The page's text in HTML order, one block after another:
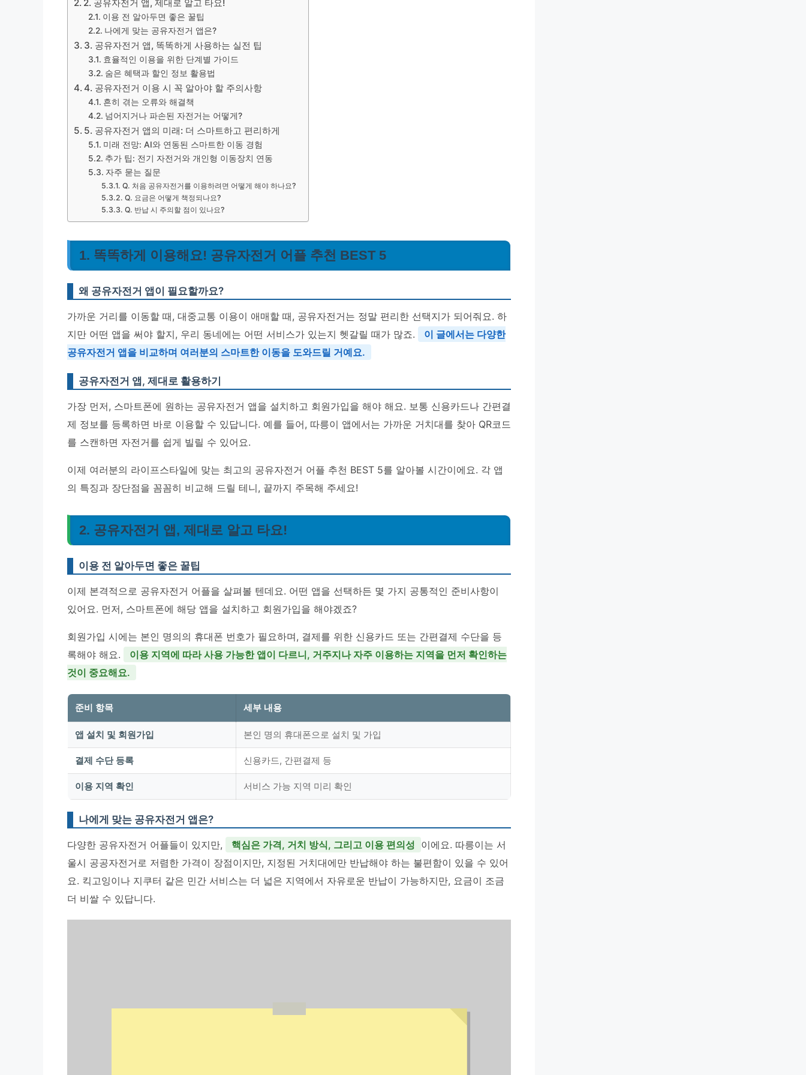
2. 공유자전거 앱, 제대로 알고 타요!
이용 전 알아두면 좋은 꿀팁
나에게 맞는 공유자전거 앱은?
3. 공유자전거 앱, 똑똑하게 사용하는 실전 팁
효율적인 이용을 위한 단계별 가이드
숨은 혜택과 할인 정보 활용법
4. 공유자전거 이용 시 꼭 알아야 할 주의사항
흔히 겪는 오류와 해결책
넘어지거나 파손된 자전거는 어떻게?
5. 공유자전거 앱의 미래: 더 스마트하고 편리하게
미래 전망: AI와 연동된 스마트한 이동 경험
추가 팁: 전기 자전거와 개인형 이동장치 연동
자주 묻는 질문
Q. 처음 공유자전거를 이용하려면 어떻게 해야 하나요?
Q. 요금은 어떻게 책정되나요?
Q. 반납 시 주의할 점이 있나요?
1. 똑똑하게 이용해요! 공유자전거 어플 추천 BEST 5
왜 공유자전거 앱이 필요할까요?
가까운 거리를 이동할 때, 대중교통 이용이 애매할 때, 공유자전거는 정말 편리한 선택지가 되어줘요. 하
지만 어떤 앱을 써야 할지, 우리 동네에는 어떤 서비스가 있는지 헷갈릴 때가 많죠.
이 글에서는 다양한
공유자전거 앱을 비교하며 여러분의 스마트한 이동을 도와드릴 거예요.
공유자전거 앱, 제대로 활용하기
가장 먼저, 스마트폰에 원하는 공유자전거 앱을 설치하고 회원가입을 해야 해요. 보통 신용카드나 간편결
제 정보를 등록하면 바로 이용할 수 있답니다. 예를 들어, 따릉이 앱에서는 가까운 거치대를 찾아 QR코드
를 스캔하면 자전거를 쉽게 빌릴 수 있어요.
이제 여러분의 라이프스타일에 맞는 최고의 공유자전거 어플 추천 BEST 5를 알아볼 시간이에요. 각 앱
의 특징과 장단점을 꼼꼼히 비교해 드릴 테니, 끝까지 주목해 주세요!
2. 공유자전거 앱, 제대로 알고 타요!
이용 전 알아두면 좋은 꿀팁
이제 본격적으로 공유자전거 어플을 살펴볼 텐데요. 어떤 앱을 선택하든 몇 가지 공통적인 준비사항이
있어요. 먼저, 스마트폰에 해당 앱을 설치하고 회원가입을 해야겠죠?
회원가입 시에는 본인 명의의 휴대폰 번호가 필요하며, 결제를 위한 신용카드 또는 간편결제 수단을 등
록해야 해요.
이용 지역에 따라 사용 가능한 앱이 다르니, 거주지나 자주 이용하는 지역을 먼저 확인하는
것이 중요해요.
준비 항목 세부 내용
앱 설치 및 회원가입 본인 명의 휴대폰으로 설치 및 가입
결제 수단 등록 신용카드, 간편결제 등
이용 지역 확인 서비스 가능 지역 미리 확인
나에게 맞는 공유자전거 앱은?
다양한 공유자전거 어플들이 있지만, 핵심은 가격, 거치 방식, 그리고 이용 편의성 이에요. 따릉이는 서
울시 공공자전거로 저렴한 가격이 장점이지만, 지정된 거치대에만 반납해야 하는 불편함이 있을 수 있어
요. 킥고잉이나 지쿠터 같은 민간 서비스는 더 넓은 지역에서 자유로운 반납이 가능하지만, 요금이 조금
더 비쌀 수 있답니다.